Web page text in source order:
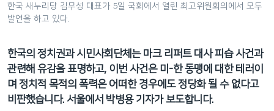
션
으
이
동
검
색
한국 새누리당 김무성 대표가 5일 국회에서 열린 최고위원회의에서 모두
발언을 하고 있다.
한국의 정치권과 시민사회단체는 마크 리퍼트 대사 피습 사건과
관련해 유감을 표명하고, 이번 사건은 미-한 동맹에 대한 테러이
며 정치적 목적의 폭력은 어떠한 경우에도 정당화 될 수 없다고
비판했습니다. 서울에서 박병용 기자가 보도합니다.